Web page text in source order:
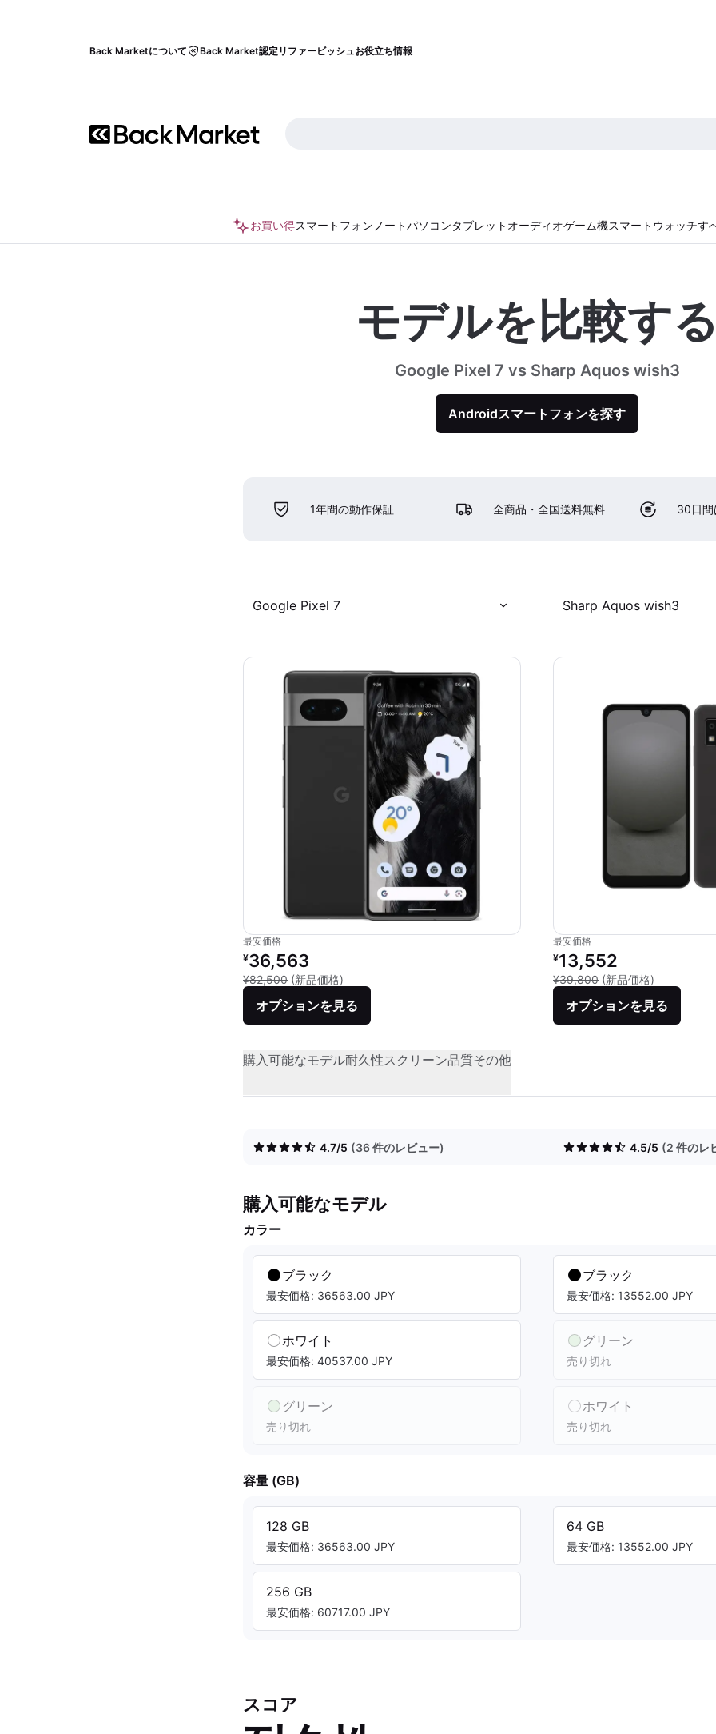
Back Marketについて Back Market認定リファービッシュお役立ち情報
お買い得スマートフォン ノートパソコンタブレット オーディオゲーム機スマートウォッチす
モデルを比較す
Google Pixel 7 vs Sharp Aquos wish3
Androidスマートフォンを探す
1年間の動作保証 全商品・全国送料無料 30日間
Google Pixel 7 Sharp Aquos wish3
最安価格
リファービッシュ品の価格：
¥36,563
¥82,500 (新品価格)
オプションを見る
最安価格
リファービッシュ品の価格：
¥13,552
¥39,800 (新品価格)
オプションを見る
購入可能なモデル耐久性スクリーン品質その他
4.7/5 (36 件のレビュー) 4.5/5 (2 件のレ
購入可能なモデル
カラー
ブラック
最安価格: 36563.00 JPY
ホワイト
最安価格: 40537.00 JPY
グリーン
売り切れ
ブラック
最安価格: 13552.00 JPY
グリーン
売り切れ
ホワイト
売り切れ
容量 (GB)
128 GB
最安価格: 36563.00 JPY
256 GB
最安価格: 60717.00 JPY
64 GB
最安価格: 13552.00 JPY
スコア